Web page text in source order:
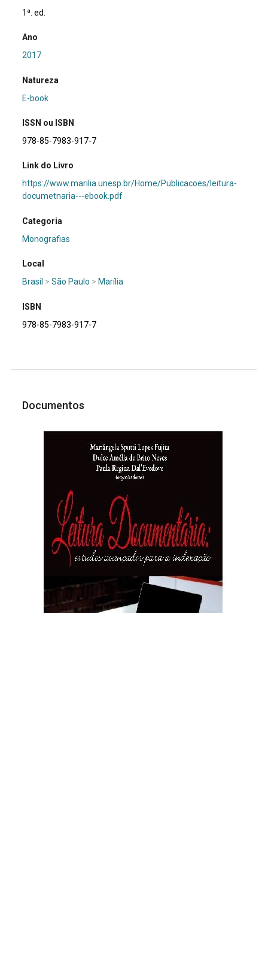
1ª. ed.
Ano
2017
Natureza
E-book
ISSN ou ISBN
978-85-7983-917-7
Link do Livro
https://www.marilia.unesp.br/Home/Publicacoes/leitura-
documetnaria---ebook.pdf
Categoria
Monografias
Local
Brasil >São Paulo > Marília
ISBN
978-85-7983-917-7
Documentos